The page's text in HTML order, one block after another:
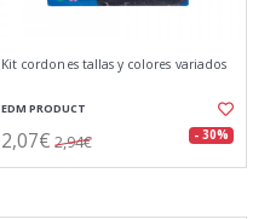
Kit cordones tallas y colores variados
EDM PRODUCT
2,07€ 2,94€ - 30%